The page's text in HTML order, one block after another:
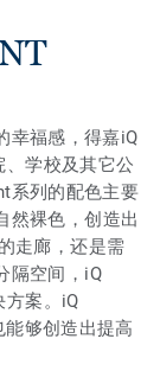
幸福感，得嘉iQ
学校及其它公
系列的配色主要
然裸色，创造出
走廊，还是需
隔空间，iQ
方案。iQ
够创造出提高